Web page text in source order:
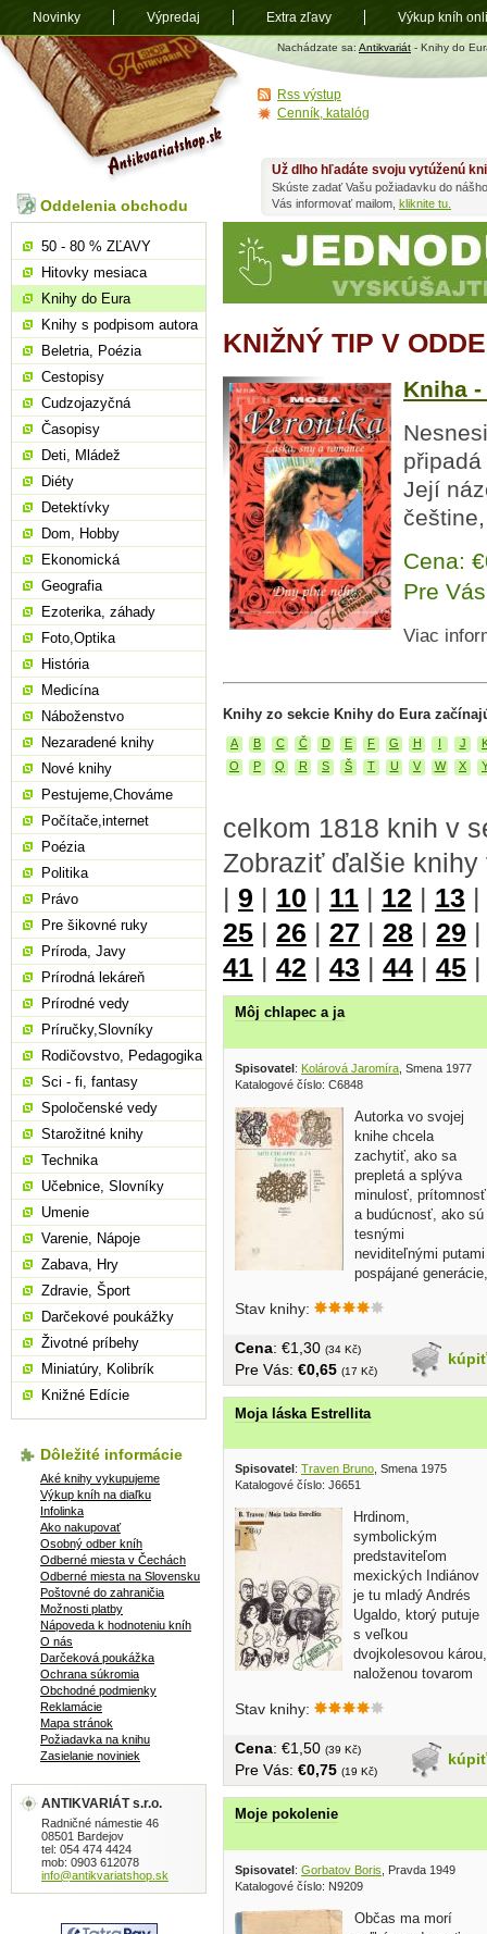
Antikvariát
shop.sk
Nachádzate sa: Antikvariát - Knihy do
KNIŽNÝ TIP V
Kniha
Její
Cena:
Pre
Viac
Knihy zo sekcie Knihy do Eura
A B C Č D E F G H I J
O
P Q R S Š T U V W X
celkom 1818 knih v
Zobraziť ďalšie
| 9 | 10 | 11 | 12 | 13 |
25 | 26 | 27 | 28 | 29
41 | 42 | 43 | 44 | 45
Môj chlapec a ja
Spisovatel: Kolárová Jaromíra , Smena 1977
Katalogové číslo: C6848
Autorka vo svojej
knihe chcela
zachytiť, ako sa
prepletá a splýva
minulosť, prítomnosť
a budúcnosť, ako sú
tesnými
neviditeľnými putami
pospájané generácie,
Stav knihy:
kúpiť
Cena: €1,30 (34 Kč)
Pre Vás: €0,65 (17 Kč)
Moja láska Estrellita
Spisovatel : Traven Bruno, Smena 1975
Katalogové číslo: J6651
Hrdinom,
symbolickým
predstaviteľom
mexických Indiánov
je tu mladý Andrés
Ugaldo, ktorý putuje
s veľkou
dvojkolesovou károu,
naloženou tovarom
Stav knihy:
kúpiť
Cena: €1,50 (39 Kč)
Pre Vás: €0,75 (19 Kč)
Moje pokolenie
Spisovatel: Gorbatov Boris , Pravda 1949
Katalogové číslo: N9209
Občas ma morí
Už dlho hľadáte svoju vytúženú
Skúste zadať Vašu požiadavku do
Vás informovať mailom, kliknite tu.
Oddelenia obchodu
50 - 80 % ZĽAVY
Hitovky mesiaca
Knihy do Eura
Knihy s podpisom autora
Beletria, Poézia
Cestopisy
Cudzojazyčná
Časopisy
Deti, Mládež
Diéty
Detektívky
Dom, Hobby
Ekonomická
Geografia
Ezoterika, záhady
Foto,Optika
História
Medicína
Náboženstvo
Nezaradené knihy
Nové knihy
Pestujeme,Chováme
Počítače,internet
Poézia
Politika
Právo
Pre šikovné ruky
Príroda, Javy
Prírodná lekáreň
Prírodné vedy
Príručky,Slovníky
Rodičovstvo, Pedagogika
Sci - fi, fantasy
Spoločenské vedy
Starožitné knihy
Technika
Učebnice, Slovníky
Umenie
Varenie, Nápoje
Zabava, Hry
Zdravie, Šport
Darčekové poukážky
Životné príbehy
Miniatúry, Kolibrík
Knižné Edície
Dôležité informácie
Aké knihy vykupujeme
Výkup kníh na diaľku
Infolinka
Ako nakupovať
Osobný odber kníh
Odberné miesta v Čechách
Odberné miesta na Slovensku
Poštovné do zahraničia
Možnosti platby
Nápoveda k hodnoteniu kníh
O nás
Darčeková poukážka
Ochrana súkromia
Obchodné podmienky
Reklamácie
Mapa stránok
Požiadavka na knihu
Zasielanie noviniek
ANTIKVARIÁT s.r.o.
Radničné námestie 46
08501 Bardejov
tel: 054 474 4424
mob: 0903 612078
info@antikvariatshop.sk
Rss výstup
Cenník, katalóg
Novinky Výpredaj Extra zľavy Výkup kníh